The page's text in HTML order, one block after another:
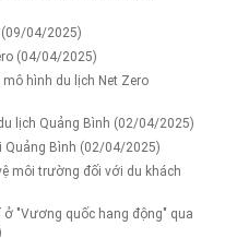
(09/04/2025)
(04/04/2025)
hình du lịch Net Zero
lịch Quảng Bình (02/04/2025)
Quảng Bình (02/04/2025)
môi trường đối với du khách
ở "Vương quốc hang động" qua